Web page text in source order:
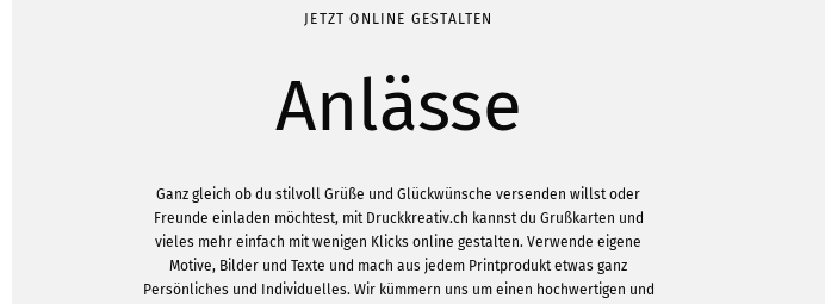
JETZT ONLINE GESTALTEN
Anlässe
Ganz gleich ob du stilvoll Grüße und Glückwünsche versenden willst oder
Freunde einladen möchtest, mit Druckkreativ.ch kannst du Grußkarten und
vieles mehr einfach mit wenigen Klicks online gestalten. Verwende eigene
Motive, Bilder und Texte und mach aus jedem Printprodukt etwas ganz
Persönliches und Individuelles. Wir kümmern uns um einen hochwertigen und